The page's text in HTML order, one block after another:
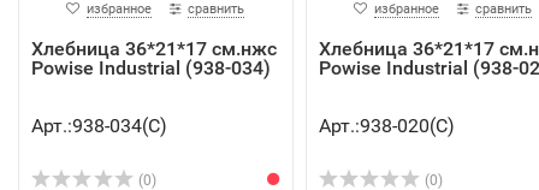
избранное сравнить
Хлебница 36*21*17 см.нжс
Powise Industrial (938-034)
Арт.:938-034(C)
(0)
избранное сравнить
Хлебница 36*21*17
Powise Industrial (938-
Арт.:938-020(C)
(0)